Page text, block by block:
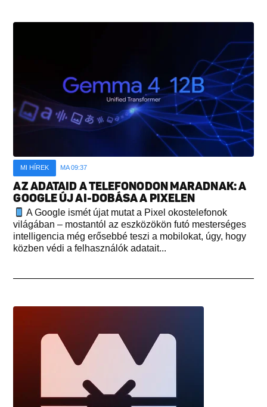
MI HÍREK MA 09:37
AZ ADATAID A TELEFONODON MARADNAK: A
GOOGLE ÚJ AI-DOBÁSA A PIXELEN
A Google ismét újat mutat a Pixel okostelefonok
világában – mostantól az eszközökön futó mesterséges
intelligencia még erősebbé teszi a mobilokat, úgy, hogy
közben védi a felhasználók adatait...